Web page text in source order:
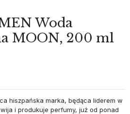
Woda
MOON, 200 ml
hiszpańska marka, będąca liderem w
i produkuje perfumy, już od ponad